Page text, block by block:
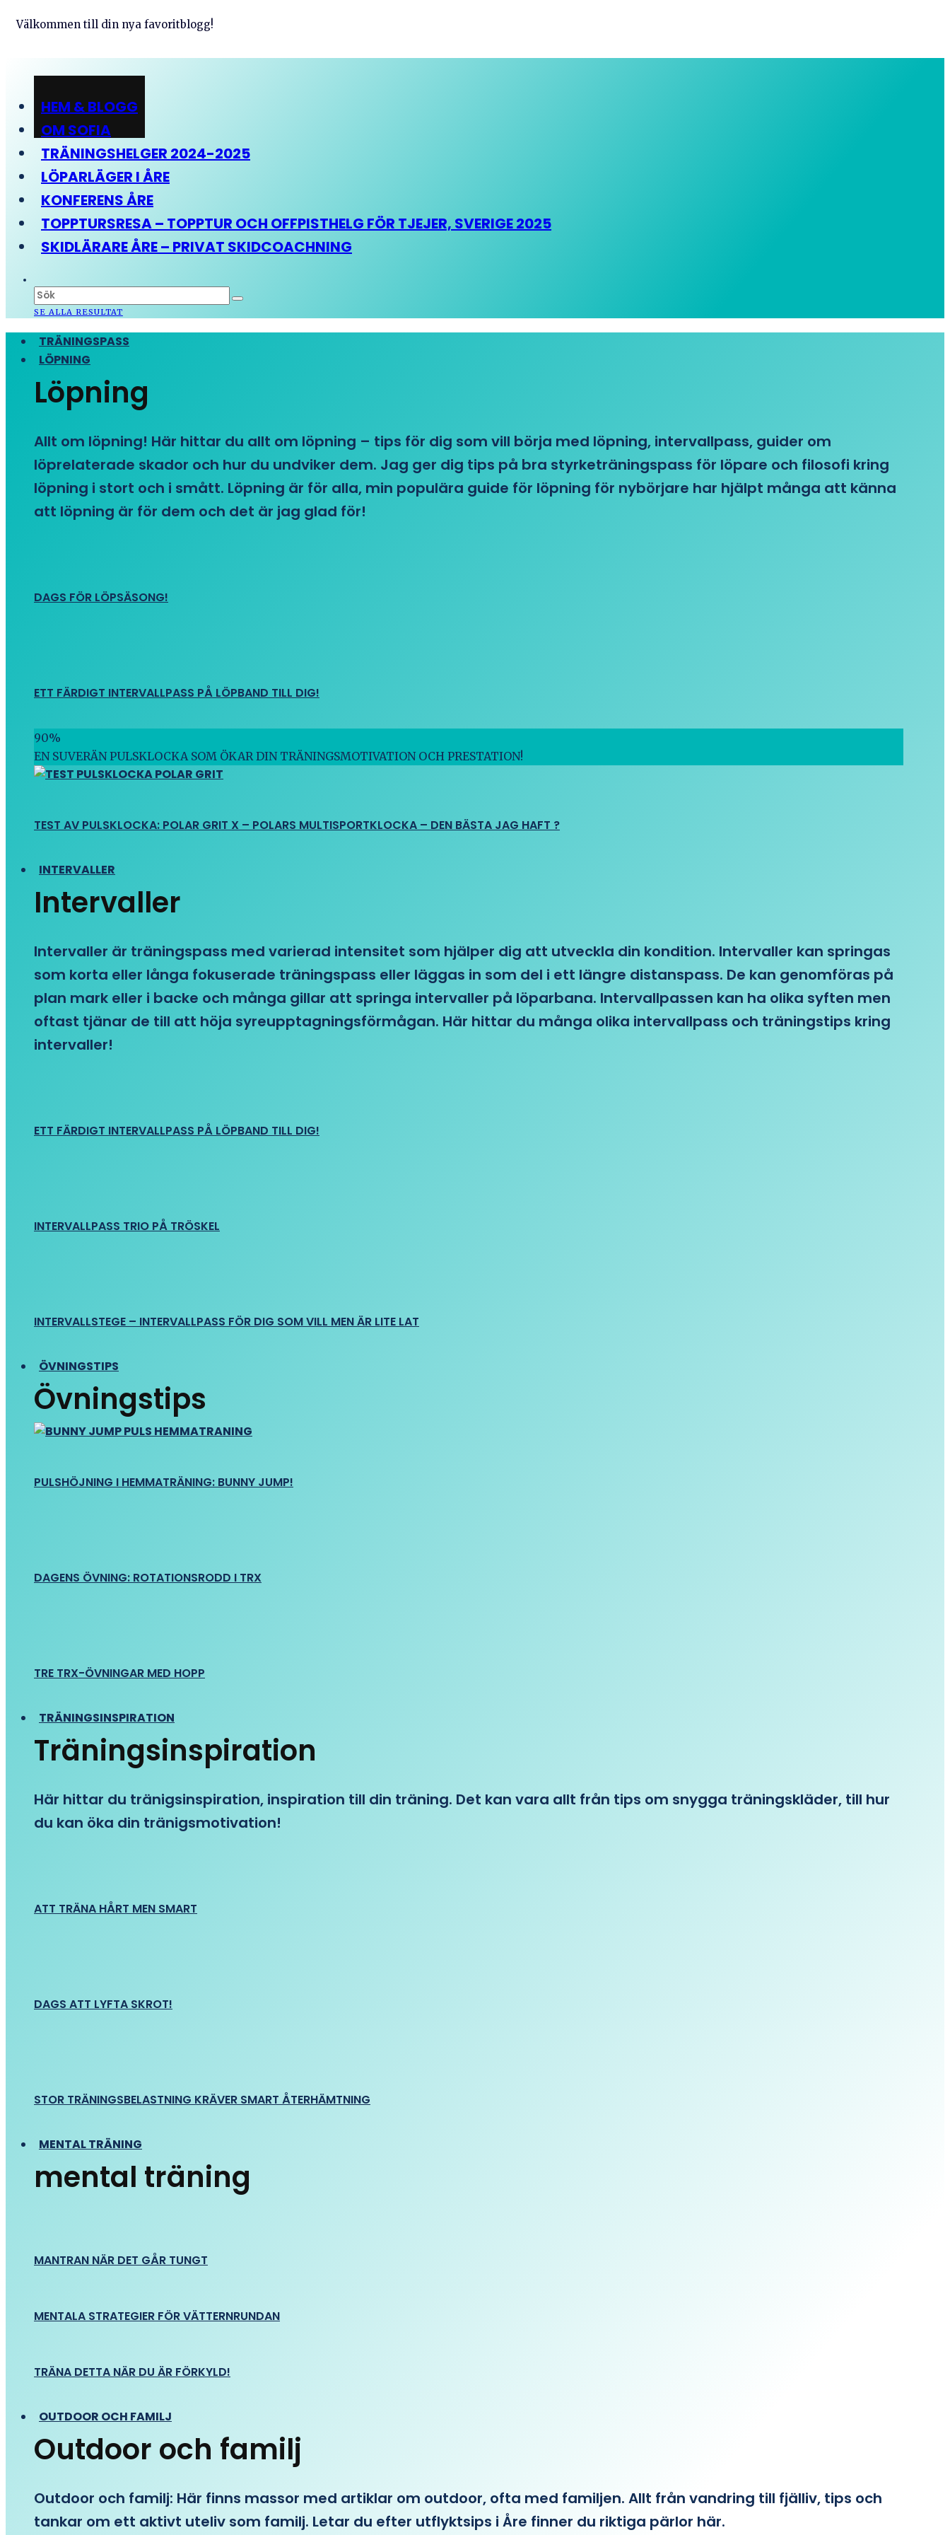
Välkommen till din nya favoritblogg!
HEM & BLOGG
OM SOFIA
TRÄNINGSHELGER 2024-2025
LÖPARLÄGER I ÅRE
KONFERENS ÅRE
TOPPTURSRESA – TOPPTUR OCH OFFPISTHELG FÖR TJEJER, SVERIGE 2025
SKIDLÄRARE ÅRE – PRIVAT SKIDCOACHNING
SE ALLA RESULTAT
TRÄNINGSPASS
LÖPNING
Löpning
Allt om löpning! Här hittar du allt om löpning – tips för dig som vill börja med löpning, intervallpass, guider om
löprelaterade skador och hur du undviker dem. Jag ger dig tips på bra styrketräningspass för löpare och filosofi kring
löpning i stort och i smått. Löpning är för alla, min populära guide för löpning för nybörjare har hjälpt många att känna
att löpning är för dem och det är jag glad för!
DAGS FÖR LÖPSÄSONG!
ETT FÄRDIGT INTERVALLPASS PÅ LÖPBAND TILL DIG!
90%
EN SUVERÄN PULSKLOCKA SOM ÖKAR DIN TRÄNINGSMOTIVATION OCH PRESTATION!
TEST AV PULSKLOCKA: POLAR GRIT X – POLARS MULTISPORTKLOCKA – DEN BÄSTA JAG HAFT ?
INTERVALLER
Intervaller
Intervaller är träningspass med varierad intensitet som hjälper dig att utveckla din kondition. Intervaller kan springas
som korta eller långa fokuserade träningspass eller läggas in som del i ett längre distanspass. De kan genomföras på
plan mark eller i backe och många gillar att springa intervaller på löparbana. Intervallpassen kan ha olika syften men
oftast tjänar de till att höja syreupptagningsförmågan. Här hittar du många olika intervallpass och träningstips kring
intervaller!
ETT FÄRDIGT INTERVALLPASS PÅ LÖPBAND TILL DIG!
INTERVALLPASS TRIO PÅ TRÖSKEL
INTERVALLSTEGE – INTERVALLPASS FÖR DIG SOM VILL MEN ÄR LITE LAT
ÖVNINGSTIPS
Övningstips
PULSHÖJNING I HEMMATRÄNING: BUNNY JUMP!
DAGENS ÖVNING: ROTATIONSRODD I TRX
TRE TRX-ÖVNINGAR MED HOPP
TRÄNINGSINSPIRATION
Träningsinspiration
Här hittar du tränigsinspiration, inspiration till din träning. Det kan vara allt från tips om snygga träningskläder, till hur
du kan öka din tränigsmotivation!
ATT TRÄNA HÅRT MEN SMART
DAGS ATT LYFTA SKROT!
STOR TRÄNINGSBELASTNING KRÄVER SMART ÅTERHÄMTNING
MENTAL TRÄNING
mental träning
MANTRAN NÄR DET GÅR TUNGT
MENTALA STRATEGIER FÖR VÄTTERNRUNDAN
TRÄNA DETTA NÄR DU ÄR FÖRKYLD!
OUTDOOR OCH FAMILJ
Outdoor och familj
Outdoor och familj: Här finns massor med artiklar om outdoor, ofta med familjen. Allt från vandring till fjälliv, tips och
tankar om ett aktivt uteliv som familj. Letar du efter utflyktsips i Åre finner du riktiga pärlor här.